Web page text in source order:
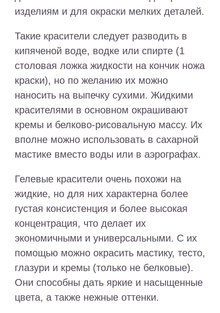
изделиям и для окраски мелких деталей.
Такие красители следует разводить в
кипяченой воде, водке или спирте (1
столовая ложка жидкости на кончик ножа
краски), но по желанию их можно
наносить на выпечку сухими. Жидкими
красителями в основном окрашивают
кремы и белково-рисовальную массу. Их
вполне можно использовать в сахарной
мастике вместо воды или в аэрографах.
Гелевые красители очень похожи на
жидкие, но для них характерна более
густая консистенция и более высокая
концентрация, что делает их
экономичными и универсальными. С их
помощью можно окрасить мастику, тесто,
глазури и кремы (только не белковые).
Они способны дать яркие и насыщенные
цвета, а также нежные оттенки.